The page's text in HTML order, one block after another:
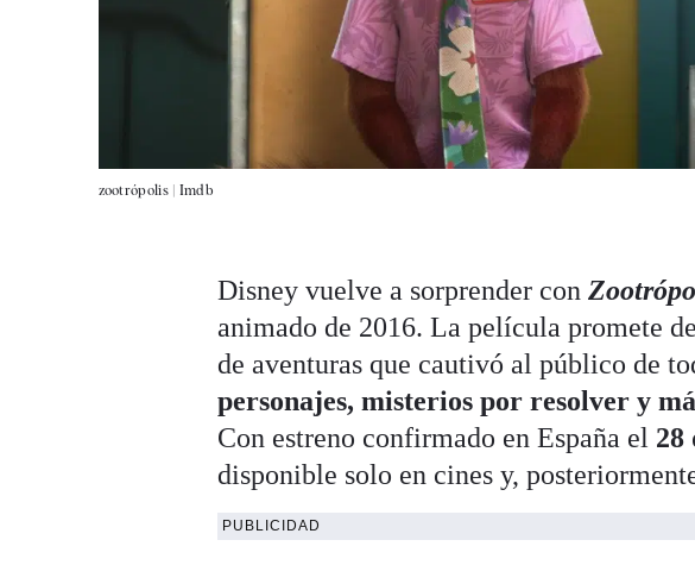
zootrópolis | Imdb
Disney vuelve a sorprender con
animado de 2016. La película promete
de aventuras que cautivó al público de
personajes, misterios por resolver y
Con estreno confirmado en España el 28
disponible solo en cines y,
PUBLICIDAD